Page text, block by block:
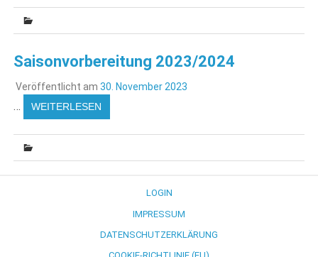
Saisonvorbereitung 2023/2024
Veröffentlicht am 30. November 2023
… WEITERLESEN
LOGIN
IMPRESSUM
DATENSCHUTZERKLÄRUNG